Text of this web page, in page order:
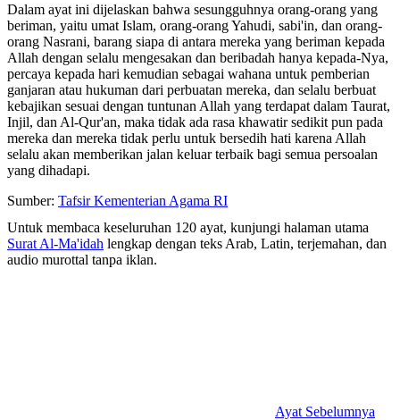
Dalam ayat ini dijelaskan bahwa sesungguhnya orang-orang yang
beriman, yaitu umat Islam, orang-orang Yahudi, sabi'in, dan orang-
orang Nasrani, barang siapa di antara mereka yang beriman kepada
Allah dengan selalu mengesakan dan beribadah hanya kepada-Nya,
percaya kepada hari kemudian sebagai wahana untuk pemberian
ganjaran atau hukuman dari perbuatan mereka, dan selalu berbuat
kebajikan sesuai dengan tuntunan Allah yang terdapat dalam Taurat,
Injil, dan Al-Qur'an, maka tidak ada rasa khawatir sedikit pun pada
mereka dan mereka tidak perlu untuk bersedih hati karena Allah
selalu akan memberikan jalan keluar terbaik bagi semua persoalan
yang dihadapi.
Sumber: Tafsir Kementerian Agama RI
Untuk membaca keseluruhan 120 ayat, kunjungi halaman utama
Surat Al-Ma'idah lengkap dengan teks Arab, Latin, terjemahan, dan
audio murottal tanpa iklan.
Ayat Sebelumnya